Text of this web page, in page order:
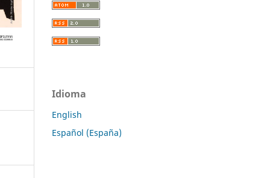
Idioma
English
Español (España)